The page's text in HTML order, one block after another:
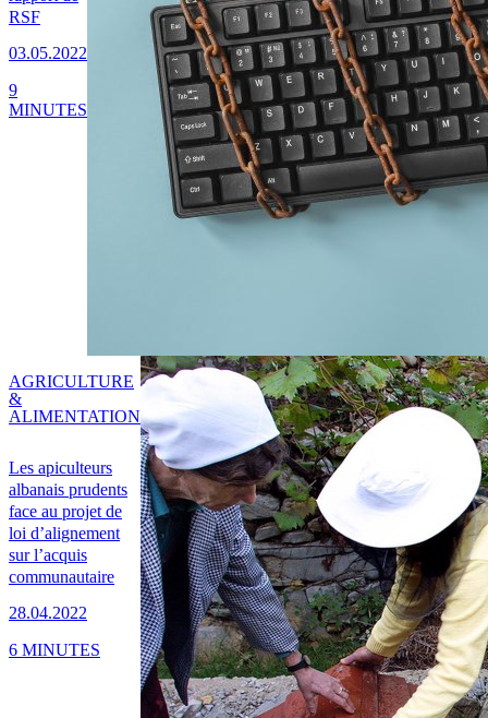
RSF
03.05.2022
9
MINUTES
Les apiculteurs
albanais prudents
face au projet de
loi d’alignement
sur l’acquis
communautaire
28.04.2022
AGRICULTURE
&
ALIMENTATION
6 MINUTES